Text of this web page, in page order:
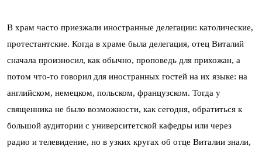
В храм часто приезжали иностранные делегации: католические,
протестантские. Когда в храме была делегация, отец Виталий
сначала произносил, как обычно, проповедь для прихожан, а
потом что-то говорил для иностранных гостей на их языке: на
английском, немецком, польском, французском. Тогда у
священника не было возможности, как сегодня, обратиться к
большой аудитории с университетской кафедры или через
радио и телевидение, но в узких кругах об отце Виталии знали,